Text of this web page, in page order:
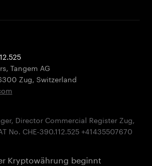
Tangem AG
Zug, Switzerland
Director Commercial Register Zug,
Kryptowährung beginnt